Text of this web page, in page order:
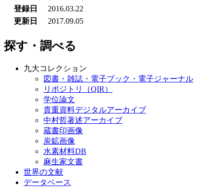
登録日
2016.03.22
更新日
2017.09.05
探す・調べる
九大コレクション
図書・雑誌・電子ブック・電子ジャーナル
リポジトリ（QIR）
学位論文
貴重資料デジタルアーカイブ
中村哲著述アーカイブ
蔵書印画像
炭鉱画像
水素材料DB
麻生家文書
世界の文献
データベース